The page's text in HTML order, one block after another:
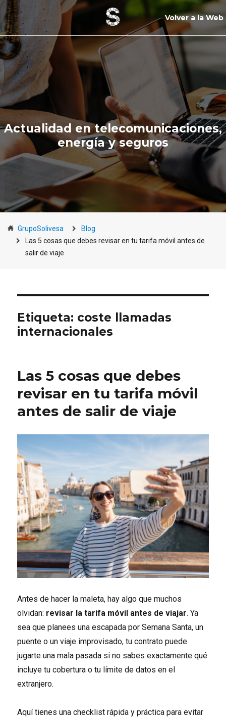
Volver a la Web
Actualidad en telecomunicaciones,
energía y seguros
GrupoSolivesa
Blog
Las 5 cosas que debes revisar en tu tarifa móvil antes de
salir de viaje
Etiqueta: coste llamadas
internacionales
Las 5 cosas que debes
revisar en tu tarifa móvil
antes de salir de viaje
Antes de hacer la maleta, hay algo que muchos
olvidan: revisar la tarifa móvil antes de viajar. Ya
sea que planees una escapada por Semana Santa, un
puente o un viaje improvisado, tu contrato puede
jugarte una mala pasada si no sabes exactamente qué
incluye tu cobertura o tu límite de datos en el
extranjero.
Aquí tienes una checklist rápida y práctica para evitar